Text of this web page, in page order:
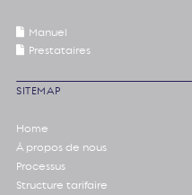
Manuel
Prestataires
SITEMAP
Home
À propos de nous
Processus
Structure tarifaire